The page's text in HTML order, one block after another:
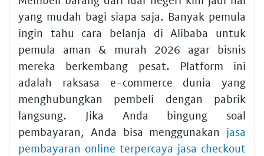
yang mudah bagi siapa saja. Banyak pemula
ingin tahu cara belanja di Alibaba untuk
pemula aman & murah 2026 agar bisnis
mereka berkembang pesat. Platform ini
adalah raksasa e-commerce dunia yang
menghubungkan pembeli dengan pabrik
langsung. Jika Anda bingung soal
pembayaran, Anda bisa menggunakan jasa
pembayaran online terpercaya jasa checkout